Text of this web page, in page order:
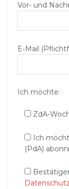
Vor- und
E‑Mail
Ich möchte:
ZdA-
Ich
(PdA)